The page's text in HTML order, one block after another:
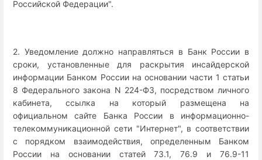
Российской Федерации".
2. Уведомление должно направляться в Банк России в
сроки, установленные для раскрытия инсайдерской
информации Банком России на основании части 1 статьи
8 Федерального закона N 224-ФЗ, посредством личного
кабинета, ссылка на который размещена на
официальном сайте Банка России в информационно-
телекоммуникационной сети "Интернет", в соответствии
с порядком взаимодействия, определенным Банком
России на основании статей 73.1, 76.9 и 76.9-11